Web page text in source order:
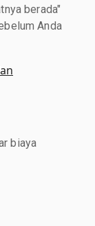
berada"
Anda
biaya